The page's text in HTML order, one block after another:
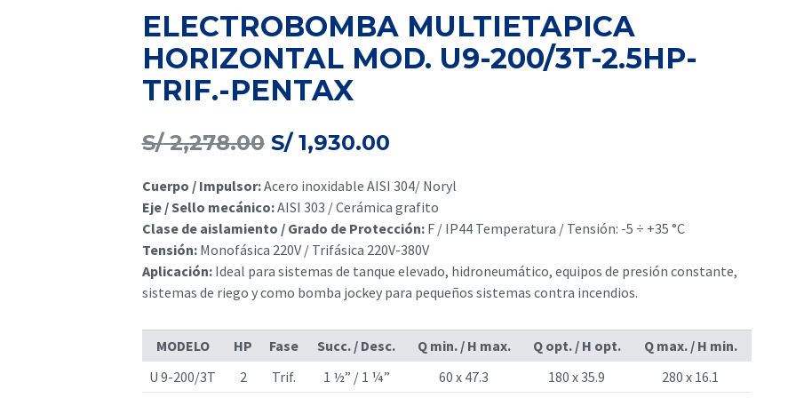
ELECTROBOMBA MULTIETAPICA
HORIZONTAL MOD. U9-200/3T-2.5HP-
TRIF.-PENTAX
S/2,278.00 El
precio
original
era:
S/ 2,278.00.
S/1,930.00El
actual
es:
S/ 1,930.00.
Cuerpo / Impulsor:Acero inoxidable AISI 304/ Noryl
Eje / Sello mecánico:AISI 303 / Cerámica grafito
Clase de aislamiento / Grado de Protección:F / IP44 Temperatura / Tensión: -5 ÷ +35 °C
Tensión:Monofásica 220V / Trifásica 220V-380V
Aplicación:Ideal para sistemas de tanque elevado, hidroneumático, equipos de presión constante,
sistemas de riego y como bomba jockey para pequeños sistemas contra incendios.
MODELO HP Fase Succ. / Desc. Q min. / H max. Q opt. / H opt.
Q max. / H min.
U 9-200/3T
2 Trif. 1 ½” / 1 ¼” 60 x 47.3 180 x 35.9 280 x 16.1